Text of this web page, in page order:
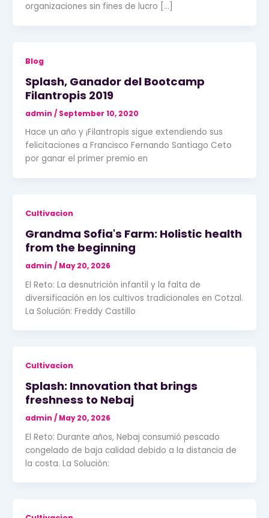
organizaciones sin fines de lucro […]
Blog
Splash, Ganador del Bootcamp
Filantropis 2019
admin / September 10, 2020
Hace un año y ¡Filantropis sigue extendiendo sus
felicitaciones a Francisco Fernando Santiago Ceto
por ganar el primer premio en
Cultivacion
Grandma Sofia's Farm: Holistic health
from the beginning
admin / May 20, 2026
El Reto: La desnutrición infantil y la falta de
diversificación en los cultivos tradicionales en Cotzal.
La Solución: Freddy Castillo
Cultivacion
Splash: Innovation that brings
freshness to Nebaj
admin / May 20, 2026
El Reto: Durante años, Nebaj consumió pescado
congelado de baja calidad debido a la distancia de
la costa. La Solución: